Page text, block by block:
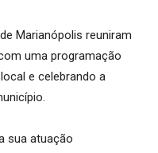
Marianópolis reuniram
uma programação
e celebrando a
sua atuação